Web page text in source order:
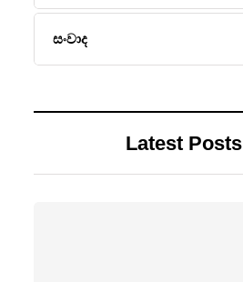
සංවාද
Latest Posts